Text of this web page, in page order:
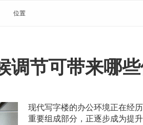
位置
调节可带来哪
现代写字楼的办公环境正在经
重要组成部分，正逐步成为提